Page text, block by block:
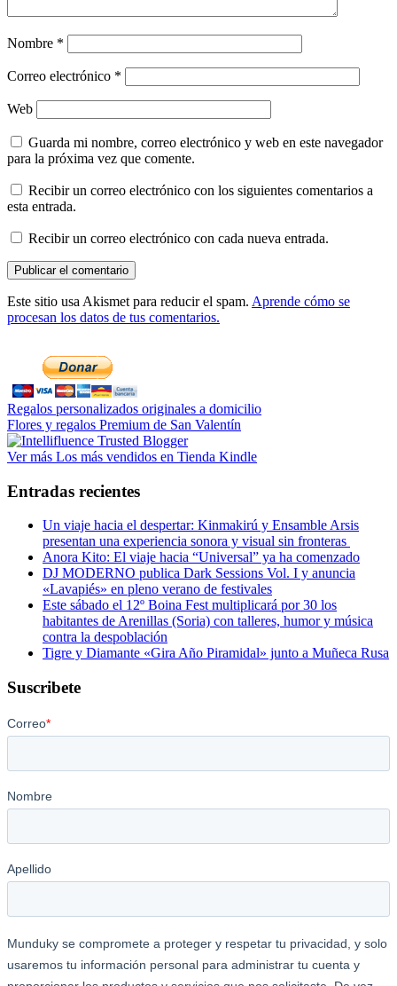
Nombre *
Correo electrónico *
Web
Guarda mi nombre, correo electrónico y web en este navegador
para la próxima vez que comente.
Recibir un correo electrónico con los siguientes comentarios a
esta entrada.
Recibir un correo electrónico con cada nueva entrada.
Este sitio usa Akismet para reducir el spam. Aprende cómo se
procesan los datos de tus comentarios.
Barra
lateral
principal
Regalos personalizados originales a domicilio
Flores y regalos Premium de San Valentín
Ver más Los más vendidos en Tienda Kindle
Entradas recientes
Un viaje hacia el despertar: Kinmakirú y Ensamble Arsis
presentan una experiencia sonora y visual sin fronteras
Anora Kito: El viaje hacia “Universal” ya ha comenzado
DJ MODERNO publica Dark Sessions Vol. I y anuncia
«Lavapiés» en pleno verano de festivales
Este sábado el 12º Boina Fest multiplicará por 30 los
habitantes de Arenillas (Soria) con talleres, humor y música
contra la despoblación
Tigre y Diamante «Gira Año Piramidal» junto a Muñeca Rusa
Suscribete